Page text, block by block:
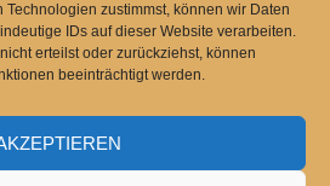
zustimmst, können wir Daten
IDs auf dieser Website verarbeiten.
erteilst oder zurückziehst, können
beeinträchtigt werden.